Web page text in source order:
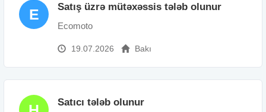
E Satış üzrə mütəxəssis tələb olunur
Ecomoto
19.07.2026 Bakı
Satıcı tələb olunur